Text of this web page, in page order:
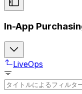
In-App
LiveOps